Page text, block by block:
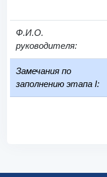
Ф.И.О.
руководителя:
Замечания по
заполнению этапа I: